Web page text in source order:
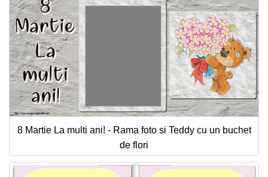
Felicitari muzicale personalizate
Felicitari animate
Invitatii personalizate
Conecteaza-te
8 Martie La multi ani! - Rama foto si Teddy cu un buchet
de flori